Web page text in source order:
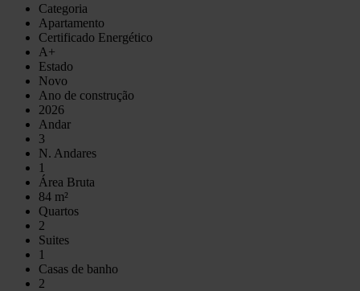
Categoria
Apartamento
Certificado Energético
A+
Estado
Novo
Ano de construção
2026
Andar
3
N. Andares
1
Área Bruta
84 m²
Quartos
2
Suites
1
Casas de banho
2